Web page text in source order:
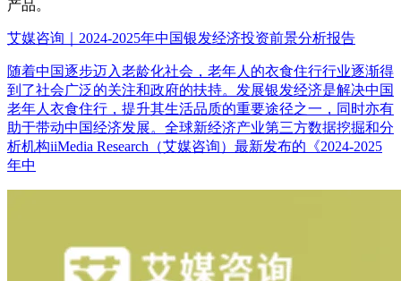
产品。
艾媒咨询｜2024-2025年中国银发经济投资前景分析报告
随着中国逐步迈入老龄化社会，老年人的衣食住行行业逐渐得
到了社会广泛的关注和政府的扶持。发展银发经济是解决中国
老年人衣食住行，提升其生活品质的重要途径之一，同时亦有
助于带动中国经济发展。全球新经济产业第三方数据挖掘和分
析机构iiMedia Research（艾媒咨询）最新发布的《2024-2025
年中